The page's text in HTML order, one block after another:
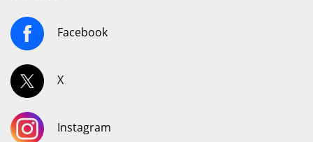
Facebook
X
Instagram